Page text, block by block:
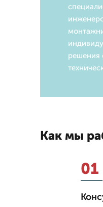
решения
Как мы
01